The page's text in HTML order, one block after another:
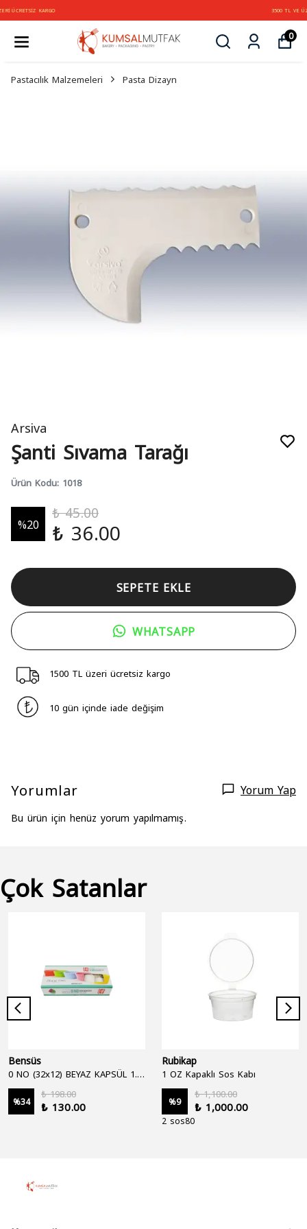
0
Pastacılık Malzemeleri Pasta Dizayn
Arsiva
Şanti Sıvama Tarağı
Ürün Kodu: 1018
%20
₺ 45.00
₺ 36.00
SEPETE EKLE
WHATSAPP
1500 TL üzeri ücretsiz kargo
10 gün içinde iade değişim
Yorumlar Yorum Yap
Bu ürün için henüz yorum yapılmamış.
Çok Satanlar
Bensüs
%34
₺ 198.00
₺ 130.00
Rubikap
1 OZ Kapaklı Sos Kabı
%9
₺ 1,100.00
₺ 1,000.00
2 sos80